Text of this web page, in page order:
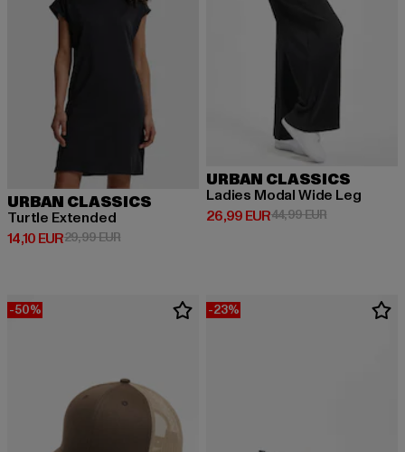
URBAN CLASSICS
Turtle Extended
14,10 EUR
Derzeitiger Preis: 14,10 EUR
29,99 EURAktionspreis: 29,99 EUR
URBAN CLASSICS
Ladies Modal Wide Leg
26,99 EUR
Derzeitiger Preis: 26,99 EUR
44,99 EURAktionspreis:
-50% -23%